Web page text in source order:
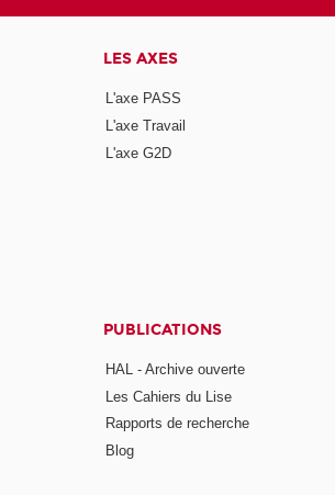
LES AXES
L'axe PASS
L'axe Travail
L'axe G2D
PUBLICATIONS
HAL - Archive ouverte
Les Cahiers du Lise
Rapports de recherche
Blog